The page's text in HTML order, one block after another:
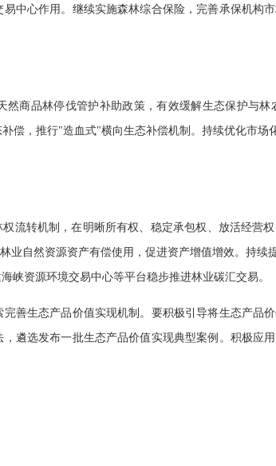
中心作用。继续实施森林综合保险，完善承保机构
商品林停伐管护补助政策，有效缓解生态保护与
偿，推行"造血式"横向生态补偿机制。持续优化市
流转机制，在明晰所有权、稳定承包权、放活经营
业自然资源资产有偿使用，促进资产增值增效。持
峡资源环境交易中心等平台稳步推进林业碳汇交易。
善生态产品价值实现机制。要积极引导将生态产品
遴选发布一批生态产品价值实现典型案例。积极应